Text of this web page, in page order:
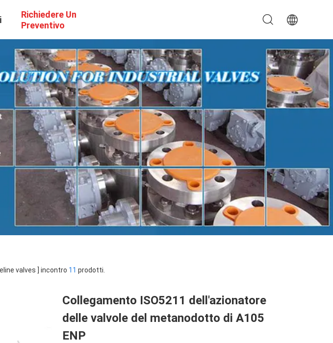
Richiedere Un
Preventivo
valves ] incontro 11 prodotti.
Collegamento ISO5211 dell'azionatore
delle valvole del metanodotto di A105
ENP